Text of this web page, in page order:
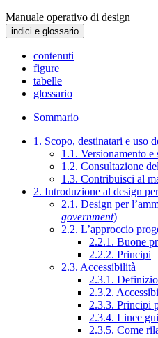
Manuale operativo di design
indici e glossario
contenuti
figure
tabelle
glossario
Sommario
1. Scopo, destinatari e uso
1.1. Versionamento e
1.2. Consultazione
1.3. Contribuisci al
2. Introduzione al design
2.1. Design per
government)
2.2. L’approccio
2.2.1. Buone
2.2.2. Principi
2.3. Accessibilità
2.3.1.
2.3.2.
2.3.3. Principi
2.3.4. Linee
2.3.5. Come